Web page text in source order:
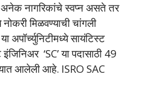
अनेक नागरिकांचे स्वप्न असते तर
मिळवण्याची चांगली
अपॉर्च्युनिटीमध्ये सायंटिस्ट
‘SC’ या पदासाठी 49
आलेली आहे. ISRO SAC